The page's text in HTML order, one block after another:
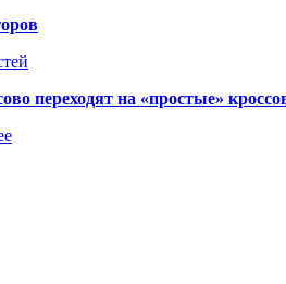
переходят на «простые»